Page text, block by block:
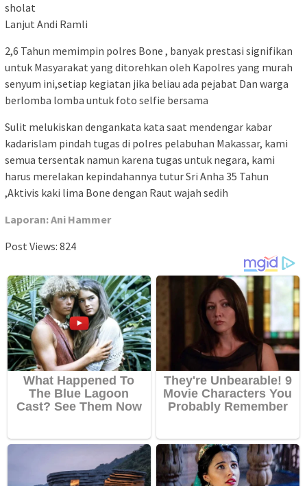
sholat
Lanjut Andi Ramli
2,6 Tahun memimpin polres Bone , banyak prestasi signifikan
untuk Masyarakat yang ditorehkan oleh Kapolres yang murah
senyum ini,setiap kegiatan jika beliau ada pejabat Dan warga
berlomba lomba untuk foto selfie bersama
Sulit melukiskan dengankata kata saat mendengar kabar
kadarislam pindah tugas di polres pelabuhan Makassar, kami
semua tersentak namun karena tugas untuk negara, kami
harus merelakan kepindahannya tutur Sri Anha 35 Tahun
,Aktivis kaki lima Bone dengan Raut wajah sedih
Laporan: Ani Hammer
Post Views: 824